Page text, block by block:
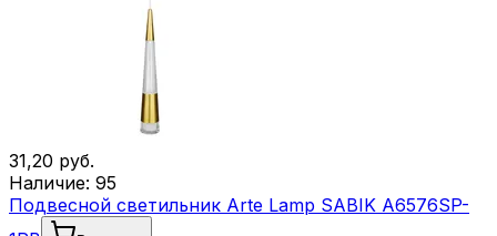
31,20 руб.
Наличие: 95
Подвесной светильник Arte Lamp SABIK A6576SP-